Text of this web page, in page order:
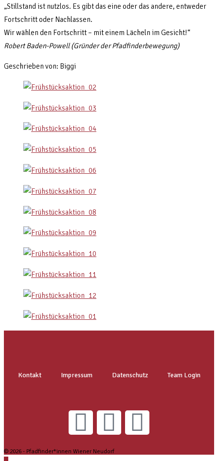
„Stillstand ist nutzlos. Es gibt das eine oder das andere, entweder
Fortschritt oder Nachlassen.
Wir wählen den Fortschritt – mit einem Lächeln im Gesicht!“
Robert Baden-Powell (Gründer der Pfadfinderbewegung)
Geschrieben von: Biggi
Kontakt Impressum Datenschutz Team Login
© 2026 - Pfadfinder*innen Wiener Neudorf